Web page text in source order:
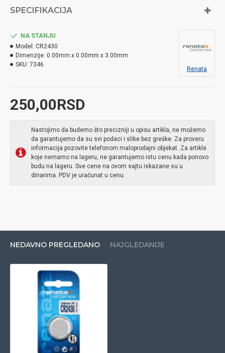
SPECIFIKACIJA
250,00RSD
NA STANJU
Model: CR2430
Dimenzije: 0.00mm x 0.00mm x 3.00mm
SKU: 7346
Renata
Nastojimo da budemo što precizniji u opisu artikla, ne možemo
da garantujemo da su svi podaci i slike bez greške. Za proveru
informacija pozovite telefonom maloprodajni objekat. Za artikle
koje nemamo na lageru, ne garantujemo istu cenu kada ponovo
budu na lageru. Sve cene na ovom sajtu iskazane su u
dinarima. PDV je uračunat u cenu.
NEDAVNO PREGLEDANO NAJGLEDANIJE